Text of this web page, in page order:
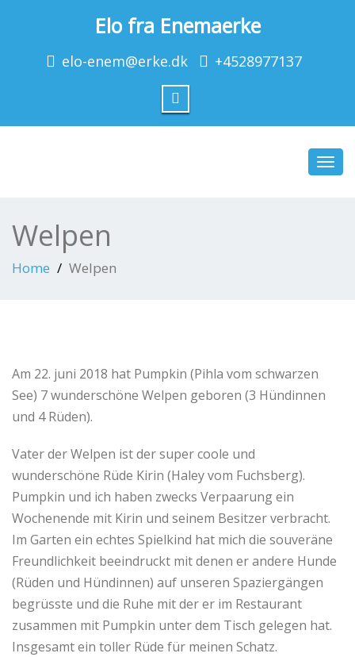
Elo fra Enemaerke
elo-enem@erke.dk +4528977137
Welpen
Home Welpen
Am 22. juni 2018 hat Pumpkin (Pihla vom schwarzen
See) 7 wunderschöne Welpen geboren (3 Hündinnen
und 4 Rüden).
Vater der Welpen ist der super coole und
wunderschöne Rüde Kirin (Haley vom Fuchsberg).
Pumpkin und ich haben zwecks Verpaarung ein
Wochenende mit Kirin und seinem Besitzer verbracht.
Im Garten ein echtes Spielkind hat mich die souveräne
Freundlichkeit beeindruckt mit denen er andere Hunde
(Rüden und Hündinnen) auf unseren Spaziergängen
begrüsste und die Ruhe mit der er im Restaurant
zusammen mit Pumpkin unter dem Tisch gelegen hat.
Insgesamt ein toller Rüde für meinen Schatz.